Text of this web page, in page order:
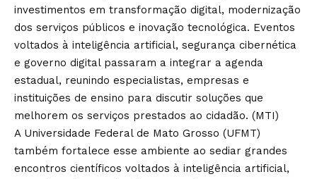
investimentos em transformação digital, modernização
dos serviços públicos e inovação tecnológica. Eventos
voltados à inteligência artificial, segurança cibernética
e governo digital passaram a integrar a agenda
estadual, reunindo especialistas, empresas e
instituições de ensino para discutir soluções que
melhorem os serviços prestados ao cidadão. (MTI)
A Universidade Federal de Mato Grosso (UFMT)
também fortalece esse ambiente ao sediar grandes
encontros científicos voltados à inteligência artificial,